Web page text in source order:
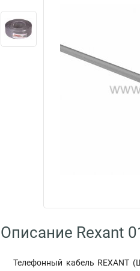
Описание Rexant
Телефонный кабель REXANT